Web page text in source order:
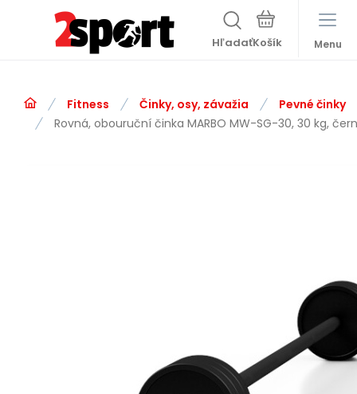
Hľadať Menu
Fitness Činky, osy, závažia
Pevné činky
Rovná, obouruční činka MARBO MW-SG-30, 30 kg,